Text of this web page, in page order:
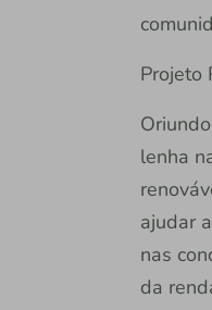
Projeto
lenha
ajudar
nas
da